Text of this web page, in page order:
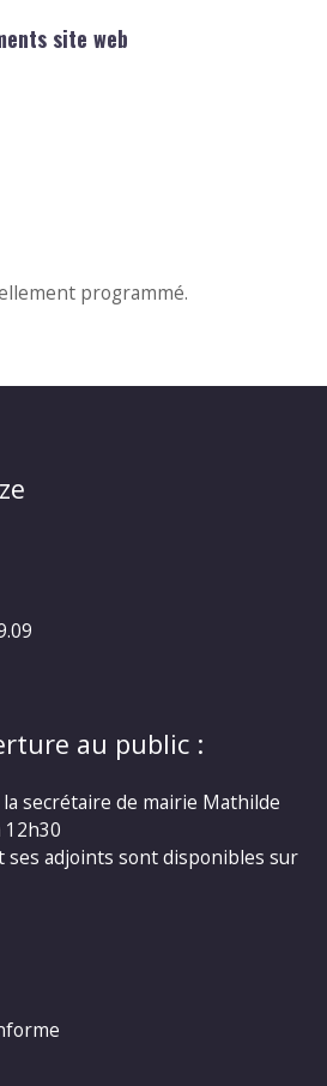
site web
programmé.
au public :
secrétaire de mairie Mathilde
12h30
ses adjoints sont disponibles sur